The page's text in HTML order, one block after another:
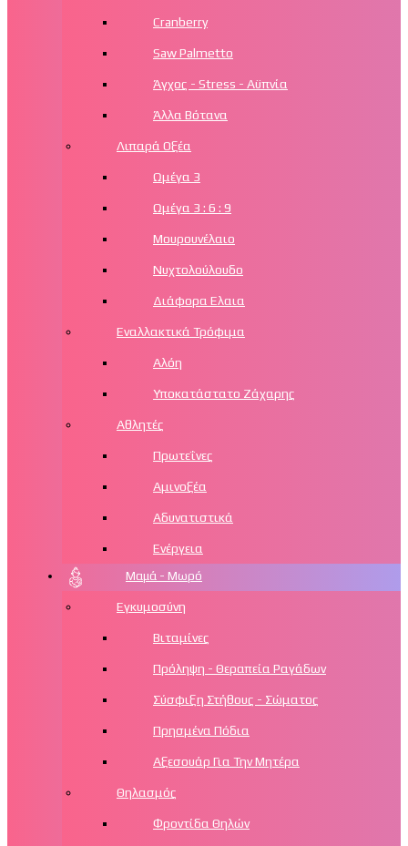
Cranberry
Saw Palmetto
Άγχος - Stress - Αϋπνία
Άλλα Βότανα
Λιπαρά Οξέα
Ωμέγα 3
Ωμέγα 3 : 6 : 9
Μουρουνέλαιο
Νυχτολούλουδο
Διάφορα Ελαια
Εναλλακτικά Τρόφιμα
Αλόη
Υποκατάστατο Ζάχαρης
Αθλητές
Πρωτεΐνες
Αμινοξέα
Αδυνατιστικά
Ενέργεια
Μαμά - Μωρό
Εγκυμοσύνη
Βιταμίνες
Πρόληψη - Θεραπεία Ραγάδων
Σύσφιξη Στήθους - Σώματος
Πρησμένα Πόδια
Αξεσουάρ Για Την Μητέρα
Θηλασμός
Φροντίδα Θηλών